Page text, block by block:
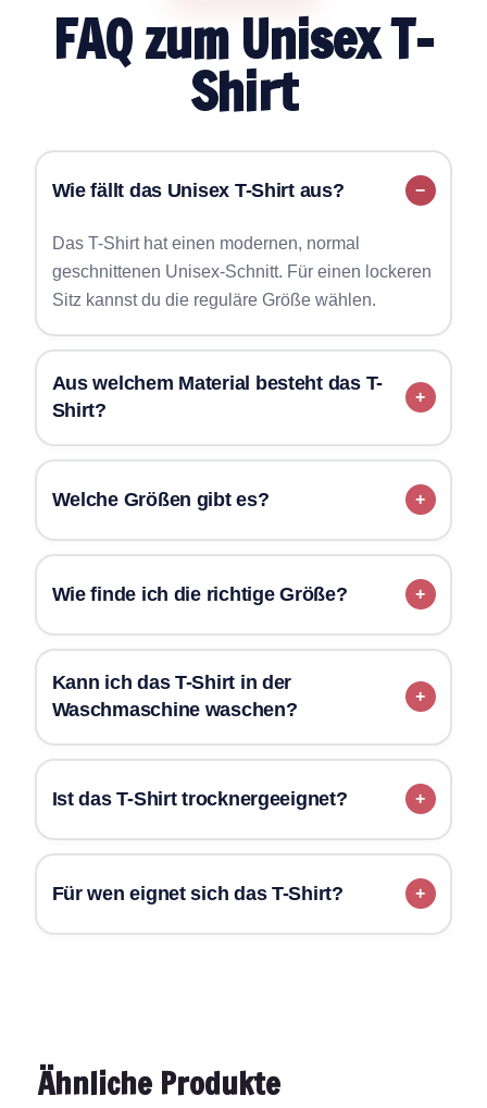
FAQ zum Unisex T-
Shirt
Wie fällt das Unisex T-Shirt aus?
Das T-Shirt hat einen modernen, normal
geschnittenen Unisex-Schnitt. Für einen lockeren
Sitz kannst du die reguläre Größe wählen.
Aus welchem Material besteht das T-
Shirt?
Welche Größen gibt es?
Wie finde ich die richtige Größe?
Kann ich das T-Shirt in der
Waschmaschine waschen?
Ist das T-Shirt trocknergeeignet?
Für wen eignet sich das T-Shirt?
Ähnliche Produkte